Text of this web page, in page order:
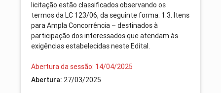
licitação estão classificados observando os
termos da LC 123/06, da seguinte forma: 1.3. Itens
para Ampla Concorrência – destinados à
participação dos interessados que atendam às
exigências estabelecidas neste Edital.
Abertura da sessão: 14/04/2025
Abertura: 27/03/2025